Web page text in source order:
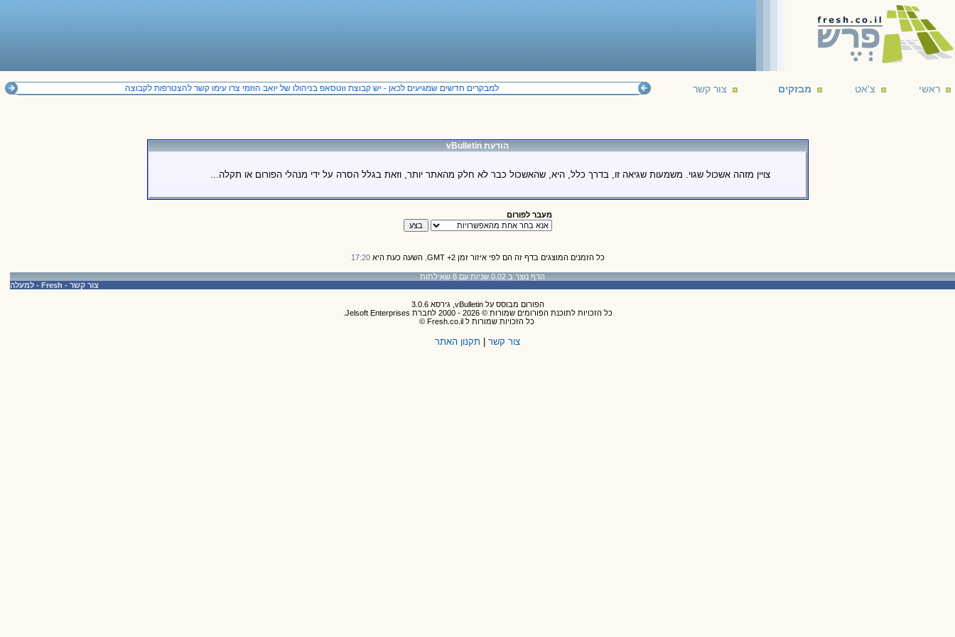
ראשי צ'אט מבזקים צור קשר למבקרים חדשים שמגיעים לכאן - יש קבוצת ווטסאפ בניהולו של יואב הוזמי צרו עימו קשר להצטרפות לקבוצה
הודעת vBulletin
צויין מזהה אשכול שגוי. משמעות שגיאה זו, בדרך כלל, היא, שהאשכול כבר לא חלק מהאתר יותר, וזאת בגלל הסרה על ידי מנהלי הפורום או תקלה...
מעבר לפורום
כל הזמנים המוצגים בדף זה הם לפי איזור זמן GMT +2. השעה כעת היא 17:20
הדף נוצר ב 0.02 שניות עם 8 שאילתות
צור קשר -
Fresh
- למעלה
הפורום מבוסס על vBulletin, גירסא 3.0.6
כל הזכויות לתוכנת הפורומים שמורות © 2026 - 2000 לחברת Jelsoft Enterprises.
כל הזכויות שמורות ל Fresh.co.il ©
צור קשר תקנון האתר